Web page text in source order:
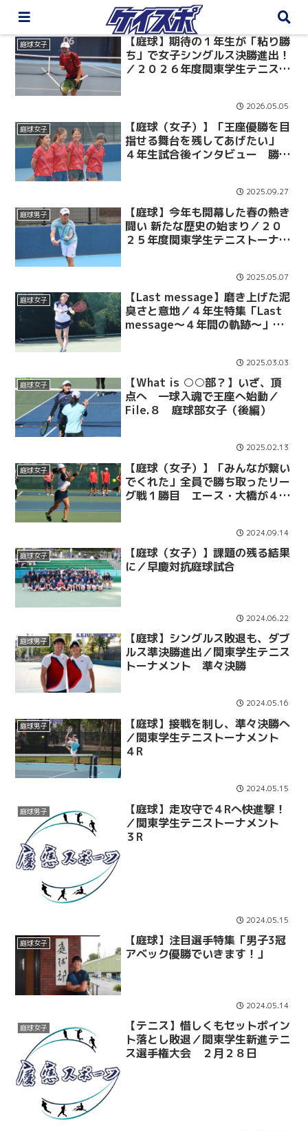
庭球女子
【庭球】期待の１年生が「粘り勝
ち」で女子シングルス決勝進出！
／２０２６年度関東学生テニスト
2026.05.05
庭球女子
【庭球（女子）】「王座優勝を目
指せる舞台を残してあげたい」
４年生試合後インタビュー 勝利
2025.09.27
庭球男子
【庭球】今年も開幕した春の熱き
闘い 新たな歴史の始まり／２０
２５年度関東学生テニストーナメ
2025.05.07
庭球女子
【Last message】磨き上げた泥
臭さと意地／４年生特集「Last
message〜４年間の軌跡〜」
2025.03.03
庭球女子
【What is ○○部？】いざ、頂
点へ 一球入魂で王座へ始動／
File.８ 庭球部女子（後編）
2025.02.13
庭球女子
【庭球（女子）】「みんなが繋い
でくれた」全員で勝ち取ったリー
グ戦１勝目 エース・大橋が４時
2024.09.14
庭球女子
【庭球（女子）】課題の残る結果
に／早慶対抗庭球試合
2024.06.22
庭球男子
【庭球】シングルス敗退も、ダブ
ルス準決勝進出／関東学生テニス
トーナメント 準々決勝
2024.05.16
庭球男子
【庭球】接戦を制し、準々決勝へ
／関東学生テニストーナメント
４R
2024.05.15
庭球男子
【庭球】走攻守で４Rへ快進撃！
／関東学生テニストーナメント
３R
2024.05.15
庭球女子
【庭球】注目選手特集「男子3冠
アベック優勝でいきます！」
2024.05.14
庭球女子
【テニス】惜しくもセットポイン
ト落とし敗退／関東学生新進テニ
ス選手権大会 ２月２８日